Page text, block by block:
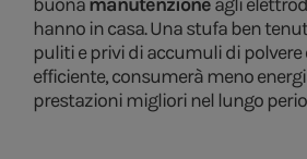
hanno in casa. Una stufa ben
puliti e privi di accumuli di polvere
efficiente, consumerà meno
prestazioni migliori nel lungo